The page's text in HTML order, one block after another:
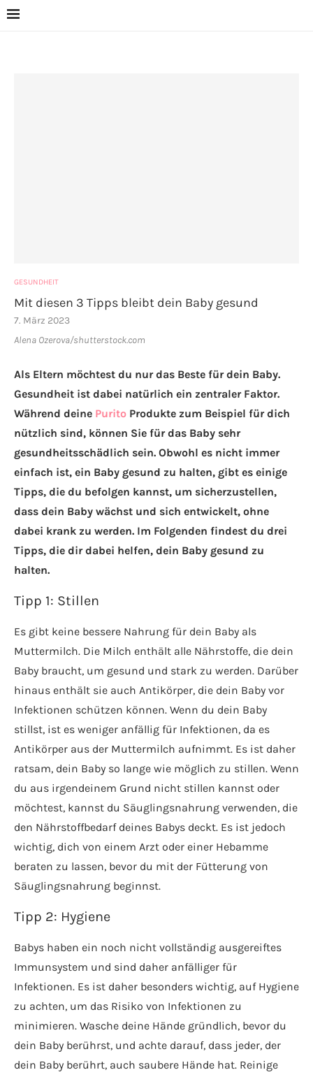
GESUNDHEIT
Mit diesen 3 Tipps bleibt dein Baby gesund
7. März 2023
Alena Ozerova/shutterstock.com
Als Eltern möchtest du nur das Beste für dein Baby.
Gesundheit ist dabei natürlich ein zentraler Faktor.
Während deine Purito Produkte zum Beispiel für dich
nützlich sind, können Sie für das Baby sehr
gesundheitsschädlich sein. Obwohl es nicht immer
einfach ist, ein Baby gesund zu halten, gibt es einige
Tipps, die du befolgen kannst, um sicherzustellen,
dass dein Baby wächst und sich entwickelt, ohne
dabei krank zu werden. Im Folgenden findest du drei
Tipps, die dir dabei helfen, dein Baby gesund zu
halten.
Tipp 1: Stillen
Es gibt keine bessere Nahrung für dein Baby als
Muttermilch. Die Milch enthält alle Nährstoffe, die dein
Baby braucht, um gesund und stark zu werden. Darüber
hinaus enthält sie auch Antikörper, die dein Baby vor
Infektionen schützen können. Wenn du dein Baby
stillst, ist es weniger anfällig für Infektionen, da es
Antikörper aus der Muttermilch aufnimmt. Es ist daher
ratsam, dein Baby so lange wie möglich zu stillen. Wenn
du aus irgendeinem Grund nicht stillen kannst oder
möchtest, kannst du Säuglingsnahrung verwenden, die
den Nährstoffbedarf deines Babys deckt. Es ist jedoch
wichtig, dich von einem Arzt oder einer Hebamme
beraten zu lassen, bevor du mit der Fütterung von
Säuglingsnahrung beginnst.
Tipp 2: Hygiene
Babys haben ein noch nicht vollständig ausgereiftes
Immunsystem und sind daher anfälliger für
Infektionen. Es ist daher besonders wichtig, auf Hygiene
zu achten, um das Risiko von Infektionen zu
minimieren. Wasche deine Hände gründlich, bevor du
dein Baby berührst, und achte darauf, dass jeder, der
dein Baby berührt, auch saubere Hände hat. Reinige